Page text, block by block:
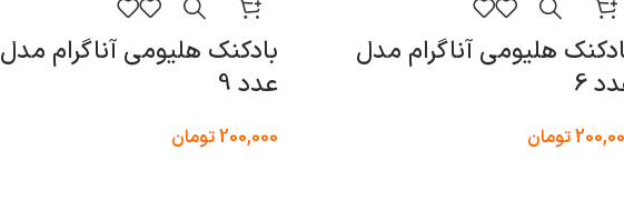
هلیومی آناگرام مدل
6
تومان
بادکنک هلیومی آناگرام مدل
عدد 9
200,000تومان